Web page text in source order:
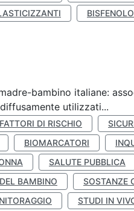
bambino italiane:
utilizzati...
FATTORI DI RISCHIO
BIOMARCATORI
SALUTE PUBBLICA
BAMBINO
SOSTANZE
STUDI IN